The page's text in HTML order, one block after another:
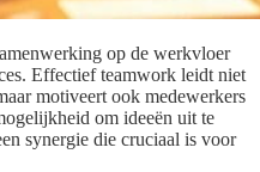
op de werkvloer
Effectief teamwork leidt niet
motiveert ook medewerkers
om ideeën uit te
synergie die cruciaal is voor